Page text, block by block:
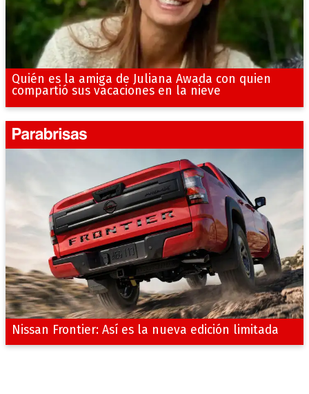
Quién es la amiga de Juliana Awada con quien
compartió sus vacaciones en la nieve
Nissan Frontier: Así es la nueva edición limitada